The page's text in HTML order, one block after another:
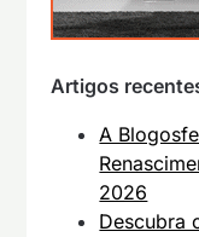
Artigos
A
2026
Descubra